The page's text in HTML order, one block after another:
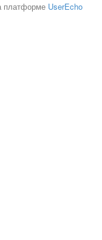
платформе UserEcho